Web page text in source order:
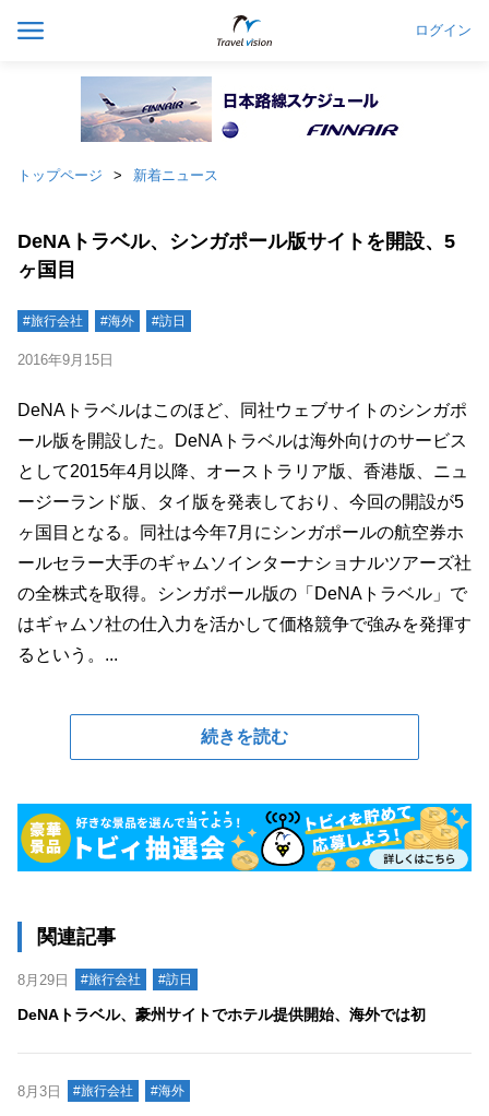
ログイン
トップページ 新着ニュース
DeNAトラベル、シンガポール版サイトを開設、5
ヶ国目
#旅行会社 #海外 #訪日
2016年9月15日
DeNAトラベルはこのほど、同社ウェブサイトのシンガポ
ール版を開設した。DeNAトラベルは海外向けのサービス
として2015年4月以降、オーストラリア版、香港版、ニュ
ージーランド版、タイ版を発表しており、今回の開設が5
ヶ国目となる。同社は今年7月にシンガポールの航空券ホ
ールセラー大手のギャムソインターナショナルツアーズ社
の全株式を取得。シンガポール版の「DeNAトラベル」で
はギャムソ社の仕入力を活かして価格競争で強みを発揮す
るという。...
続きを読む
関連記事
8月29日 #旅行会社 #訪日
DeNAトラベル、豪州サイトでホテル提供開始、海外では初
8月3日 #旅行会社 #海外